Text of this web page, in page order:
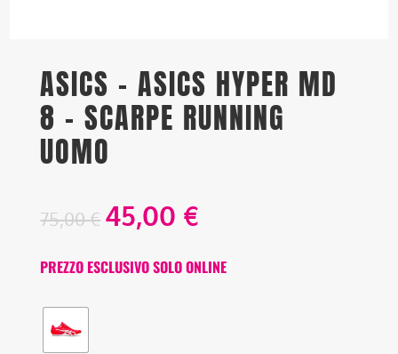
ASICS – ASICS HYPER MD
8 – SCARPE RUNNING
UOMO
75,00€ 45,00 €
PREZZO ESCLUSIVO SOLO ONLINE